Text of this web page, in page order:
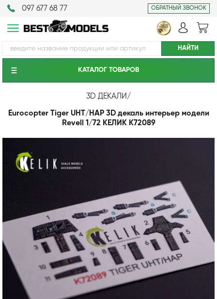
097 677 68 77 ОБРАТНЫЙ ЗВОНОК
КАТАЛОГ ТОВАРОВ
3D ДЕКАЛИ/
Eurocopter Tiger UHT/HAP 3D декаль интерьер модели
Revell 1/72 КЕЛИК K72089